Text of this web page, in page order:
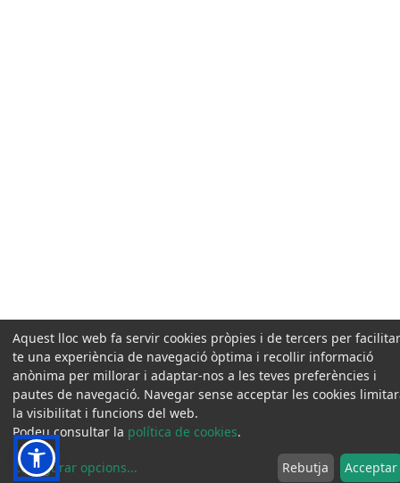
Aquest lloc web fa servir cookies pròpies i de tercers per
te una experiència de navegació òptima i recollir informació
anònima per millorar i adaptar-nos a les teves preferències i
pautes de navegació. Navegar sense acceptar les cookies
la visibilitat i funcions del web.
Podeu consultar la política de cookies.
Configurar opcions... Rebutja Acceptar